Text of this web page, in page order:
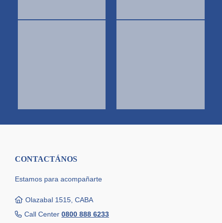
CONTACTÁNOS
Estamos para acompañarte
Olazabal 1515, CABA
Call Center 0800 888 6233